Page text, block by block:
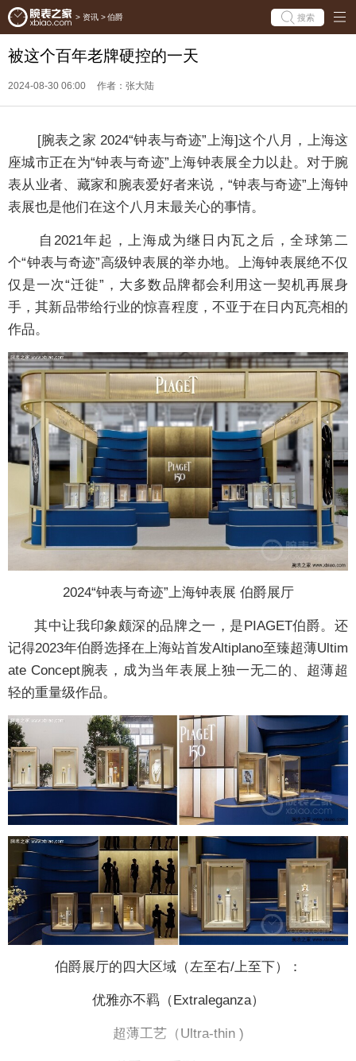
> 资讯 > 伯爵 搜索
被这个百年老牌硬控的一天
2024-08-30 06:00 作者：张大陆
[腕表之家 2024“钟表与奇迹”上海]这个八月，上海这
座城市正在为“钟表与奇迹”上海钟表展全力以赴。对于腕
表从业者、藏家和腕表爱好者来说，“钟表与奇迹”上海钟
表展也是他们在这个八月末最关心的事情。
自2021年起，上海成为继日内瓦之后，全球第二
个“钟表与奇迹”高级钟表展的举办地。上海钟表展绝不仅
仅是一次“迁徙”，大多数品牌都会利用这一契机再展身
手，其新品带给行业的惊喜程度，不亚于在日内瓦亮相的
作品。
2024“钟表与奇迹”上海钟表展 伯爵展厅
其中让我印象颇深的品牌之一，是PIAGET伯爵。还
记得2023年伯爵选择在上海站首发Altiplano至臻超薄Ultim
ate Concept腕表，成为当年表展上独一无二的、超薄超
轻的重量级作品。
伯爵展厅的四大区域（左至右/上至下）：
优雅亦不羁（Extraleganza）
超薄工艺（Ultra-thin )